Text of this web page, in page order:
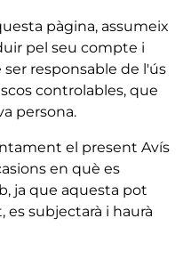
pàgina, assumeix
pel seu compte i
ser responsable de l'ús
controlables, que
persona.
el present Avís
en què es
ja que aquesta pot
subjectarà i haurà